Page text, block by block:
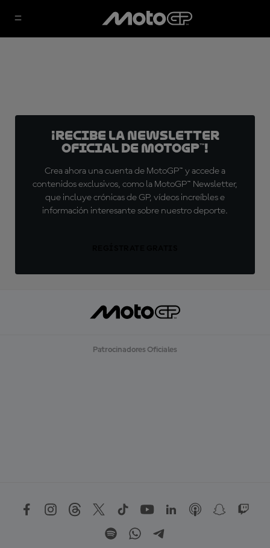
¡Recibe la Newsletter
oficial de MotoGP™!
Crea ahora una cuenta de MotoGP™ y accede a
contenidos exclusivos, como la MotoGP™ Newsletter,
que incluye crónicas de GP, vídeos increíbles e
información interesante sobre nuestro deporte.
Patrocinadores Oficiales